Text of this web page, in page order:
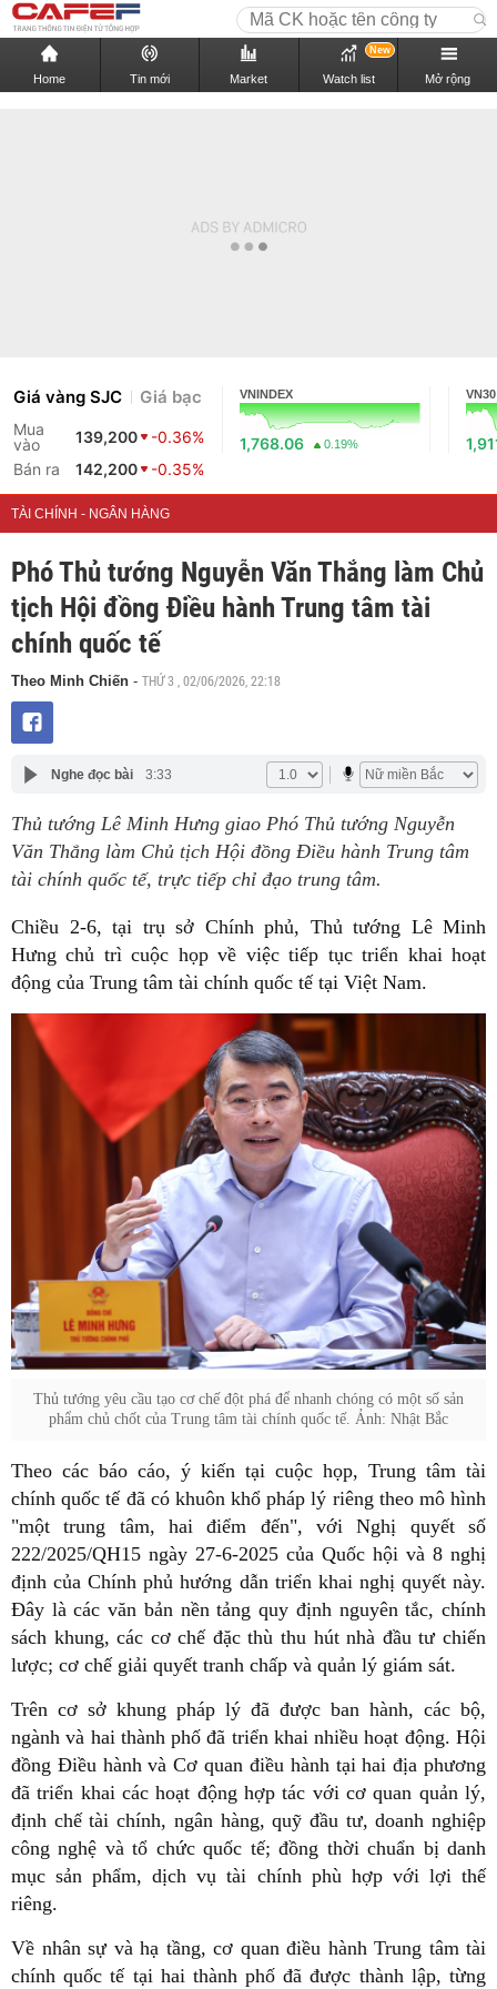
Home Tin mới Market Watch list
New
Mở rộng
Giá vàng SJC Giá bạc
Mua
vào
139,200
-0.36%
Bán ra
142,200 -0.35%
VNINDEX
1,768.06 0.19%
VN30
TÀI CHÍNH - NGÂN HÀNG
Phó Thủ tướng Nguyễn Văn Thắng làm Chủ
tịch Hội đồng Điều hành Trung tâm tài
chính quốc tế
Theo Minh Chiến - THỨ 3 , 02/06/2026, 22:18
Nghe đọc bài 3:33
Thủ tướng Lê Minh Hưng giao Phó Thủ tướng Nguyễn
Văn Thắng làm Chủ tịch Hội đồng Điều hành Trung tâm
tài chính quốc tế, trực tiếp chỉ đạo trung tâm.
Chiều 2-6, tại trụ sở Chính phủ, Thủ tướng Lê Minh
Hưng chủ trì cuộc họp về việc tiếp tục triển khai hoạt
động của Trung tâm tài chính quốc tế tại Việt Nam.
Thủ tướng yêu cầu tạo cơ chế đột phá để nhanh chóng có một số sản
phẩm chủ chốt của Trung tâm tài chính quốc tế. Ảnh: Nhật Bắc
Theo các báo cáo, ý kiến tại cuộc họp, Trung tâm tài
chính quốc tế đã có khuôn khổ pháp lý riêng theo mô hình
"một trung tâm, hai điểm đến", với Nghị quyết số
222/2025/QH15 ngày 27-6-2025 của Quốc hội và 8 nghị
định của Chính phủ hướng dẫn triển khai nghị quyết này.
Đây là các văn bản nền tảng quy định nguyên tắc, chính
sách khung, các cơ chế đặc thù thu hút nhà đầu tư chiến
lược; cơ chế giải quyết tranh chấp và quản lý giám sát.
Trên cơ sở khung pháp lý đã được ban hành, các bộ,
ngành và hai thành phố đã triển khai nhiều hoạt động. Hội
đồng Điều hành và Cơ quan điều hành tại hai địa phương
đã triển khai các hoạt động hợp tác với cơ quan quản lý,
định chế tài chính, ngân hàng, quỹ đầu tư, doanh nghiệp
công nghệ và tổ chức quốc tế; đồng thời chuẩn bị danh
mục sản phẩm, dịch vụ tài chính phù hợp với lợi thế
riêng.
Về nhân sự và hạ tầng, cơ quan điều hành Trung tâm tài
chính quốc tế tại hai thành phố đã được thành lập, từng